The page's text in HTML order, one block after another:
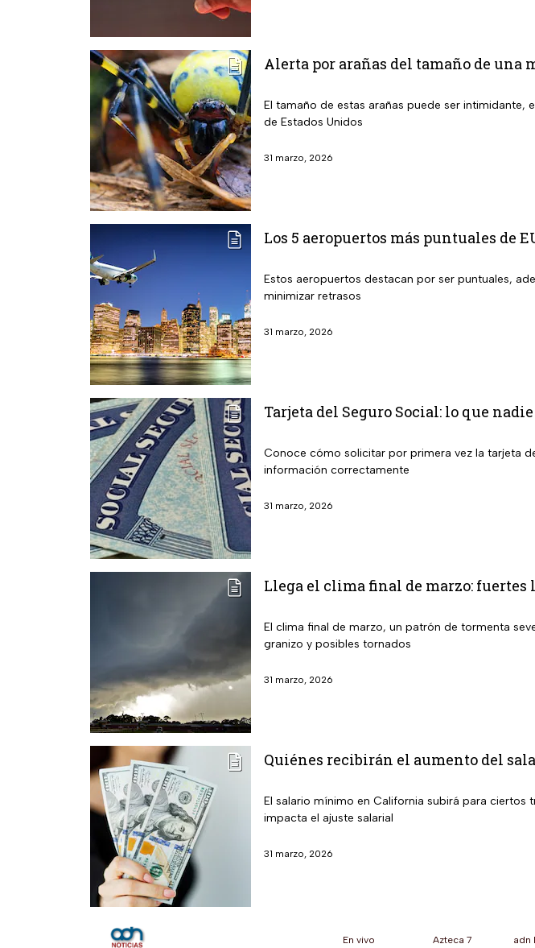
Alerta por arañas del tamaño de una
El tamaño de estas arañas puede ser intimidante,
de Estados Unidos
31 marzo, 2026
Los 5 aeropuertos más puntuales de
Estos aeropuertos destacan por ser puntuales,
minimizar retrasos
31 marzo, 2026
Tarjeta del Seguro Social: lo que
Conoce cómo solicitar por primera vez la tarjeta
información correctamente
31 marzo, 2026
Llega el clima final de marzo:
El clima final de marzo, un patrón de tormenta
granizo y posibles tornados
31 marzo, 2026
Quiénes recibirán el aumento del
El salario mínimo en California subirá para
impacta el ajuste salarial
31 marzo, 2026
En vivo Azteca 7 adn